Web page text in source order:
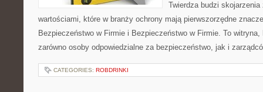
Twierdza budzi
wartościami, które w branży ochrony mają pierwszorzędne
Bezpieczeństwo w Firmie i Bezpieczeństwo w Firmie. To
zarówno osoby odpowiedzialne za bezpieczeństwo, jak i
CATEGORIES: ROBDRINKI